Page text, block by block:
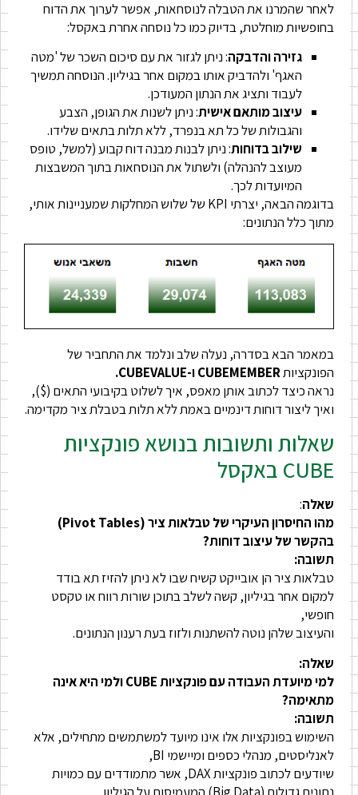
לאחר שהמרנו את הטבלה לנוסחאות, אפשר לערוך את הדוח
בחופשיות מוחלטת, בדיוק כמו כל נוסחה אחרת באקסל:
גזירה והדבקה: ניתן לגזור את עם סיכום השכר של 'מטה
האגף' ולהדביק אותו במקום אחר בגיליון. הנוסחה תמשיך
לעבוד ותציג את הנתון המעודכן.
עיצוב מותאם אישית: ניתן לשנות את הגופן, הצבע
והגבולות של כל תא בנפרד, ללא תלות בתאים שלידו.
שילוב בדוחות: ניתן לבנות מבנה דוח קבוע (למשל, טופס
מעוצב להנהלה) ולשתול את הנוסחאות בתוך המשבצות
המיועדות לכך.
בדוגמה הבאה, יצרתי KPI של שלוש המחלקות שמעניינות אותי,
מתוך כלל הנתונים:
במאמר הבא בסדרה, נעלה שלב ונלמד את התחביר של
הפונקציותCUBEMEMBER ו-CUBEVALUE.
נראה כיצד לכתוב אותן מאפס, איך לשלוט בקיבועי התאים ($),
ואיך ליצור דוחות דינמיים באמת ללא תלות בטבלת ציר מקדימה.
שאלות ותשובות בנושא פונקציות
CUBE באקסל
שאלה:
מהו החיסרון העיקרי של טבלאות ציר (Pivot Tables)
בהקשר של עיצוב דוחות?
תשובה:
טבלאות ציר הן אובייקט קשיח שבו לא ניתן להזיז תא בודד
למקום אחר בגיליון, קשה לשלב בתוכן שורות רווח או טקסט
חופשי,
והעיצוב שלהן נוטה להשתנות ולזוז בעת רענון הנתונים.
שאלה:
למי מיועדת העבודה עם פונקציות CUBE ולמי היא אינה
מתאימה?
תשובה:
השימוש בפונקציות אלו אינו מיועד למשתמשים מתחילים, אלא
לאנליסטים, מנהלי כספים ומיישמי BI,
שיודעים לכתוב פונקציות DAX, אשר מתמודדים עם כמויות